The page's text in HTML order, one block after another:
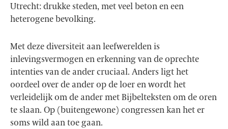
Utrecht: drukke steden, met veel beton en een
heterogene bevolking.
Met deze diversiteit aan leefwerelden is
inlevingsvermogen en erkenning van de oprechte
intenties van de ander cruciaal. Anders ligt het
oordeel over de ander op de loer en wordt het
verleidelijk om de ander met Bijbelteksten om de oren
te slaan. Op (buitengewone) congressen kan het er
soms wild aan toe gaan.